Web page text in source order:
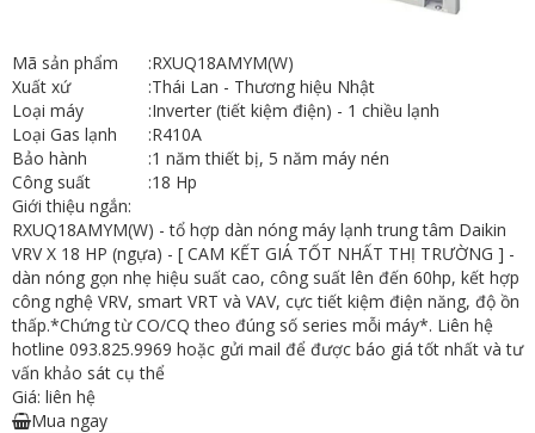
Mã sản phẩm :RXUQ18AMYM(W)
Xuất xứ
:Thái Lan - Thương hiệu Nhật
Loại máy
:Inverter (tiết kiệm điện) - 1 chiều lạnh
Loại Gas lạnh
:R410A
Bảo hành
:1 năm thiết bị, 5 năm máy nén
Công suất
:18 Hp
Giới thiệu ngắn:
RXUQ18AMYM(W) - tổ hợp dàn nóng máy lạnh trung tâm Daikin
VRV X 18 HP (ngựa) - [ CAM KẾT GIÁ TỐT NHẤT THỊ TRƯỜNG ] -
dàn nóng gọn nhẹ hiệu suất cao, công suất lên đến 60hp, kết hợp
công nghệ VRV, smart VRT và VAV, cực tiết kiệm điện năng, độ ồn
thấp.*Chứng từ CO/CQ theo đúng số series mỗi máy*. Liên hệ
hotline 093.825.9969 hoặc gửi mail để được báo giá tốt nhất và tư
vấn khảo sát cụ thể
Giá: liên hệ
Mua ngay